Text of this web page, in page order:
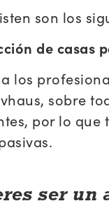
son los
de casas
los
sobre
por lo
ser un